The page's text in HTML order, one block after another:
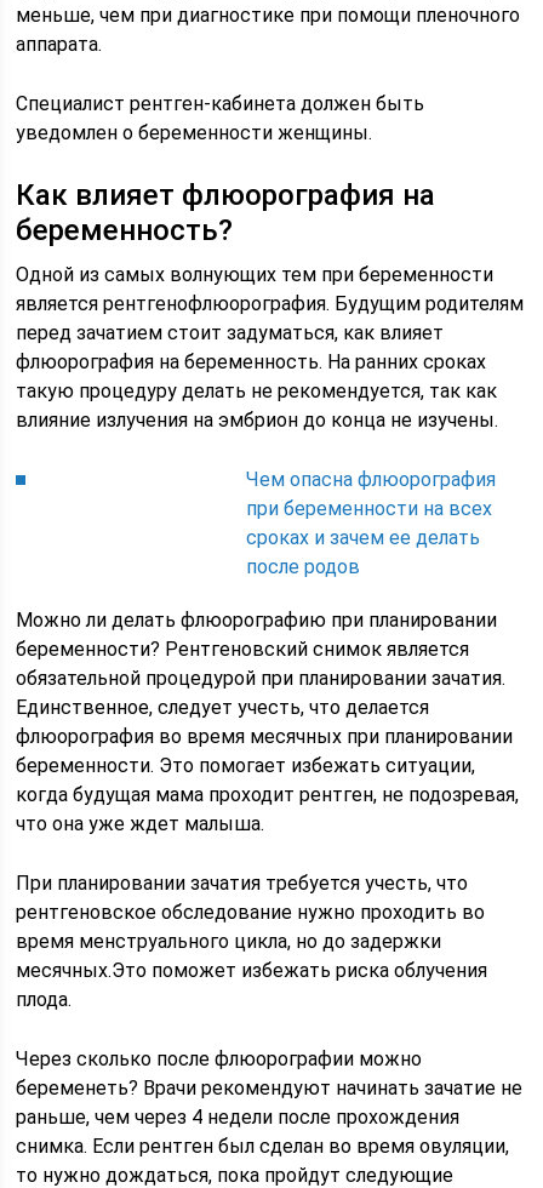
меньше, чем при диагностике при помощи пленочного
аппарата.
Специалист рентген-кабинета должен быть
уведомлен о беременности женщины.
Как влияет флюорография на
беременность?
Одной из самых волнующих тем при беременности
является рентгенофлюорография. Будущим родителям
перед зачатием стоит задуматься, как влияет
флюорография на беременность. На ранних сроках
такую процедуру делать не рекомендуется, так как
влияние излучения на эмбрион до конца не изучены.
Чем опасна флюорография
при беременности на всех
сроках и зачем ее делать
после родов
Можно ли делать флюорографию при планировании
беременности? Рентгеновский снимок является
обязательной процедурой при планировании зачатия.
Единственное, следует учесть, что делается
флюорография во время месячных при планировании
беременности. Это помогает избежать ситуации,
когда будущая мама проходит рентген, не подозревая,
что она уже ждет малыша.
При планировании зачатия требуется учесть, что
рентгеновское обследование нужно проходить во
время менструального цикла, но до задержки
месячных.Это поможет избежать риска облучения
плода.
Через сколько после флюорографии можно
беременеть? Врачи рекомендуют начинать зачатие не
раньше, чем через 4 недели после прохождения
снимка. Если рентген был сделан во время овуляции,
то нужно дождаться, пока пройдут следующие